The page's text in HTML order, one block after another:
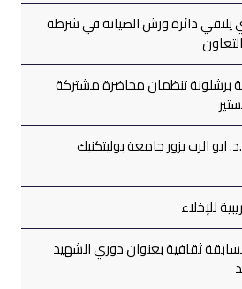
دائرة ورش الصيانة في شرطة
تنظمان محاضرة مشتركة
ابو الرب يزور جامعة بوليتكنيك
للإخلاء
ثقافية بعنوان دوري الشهيد